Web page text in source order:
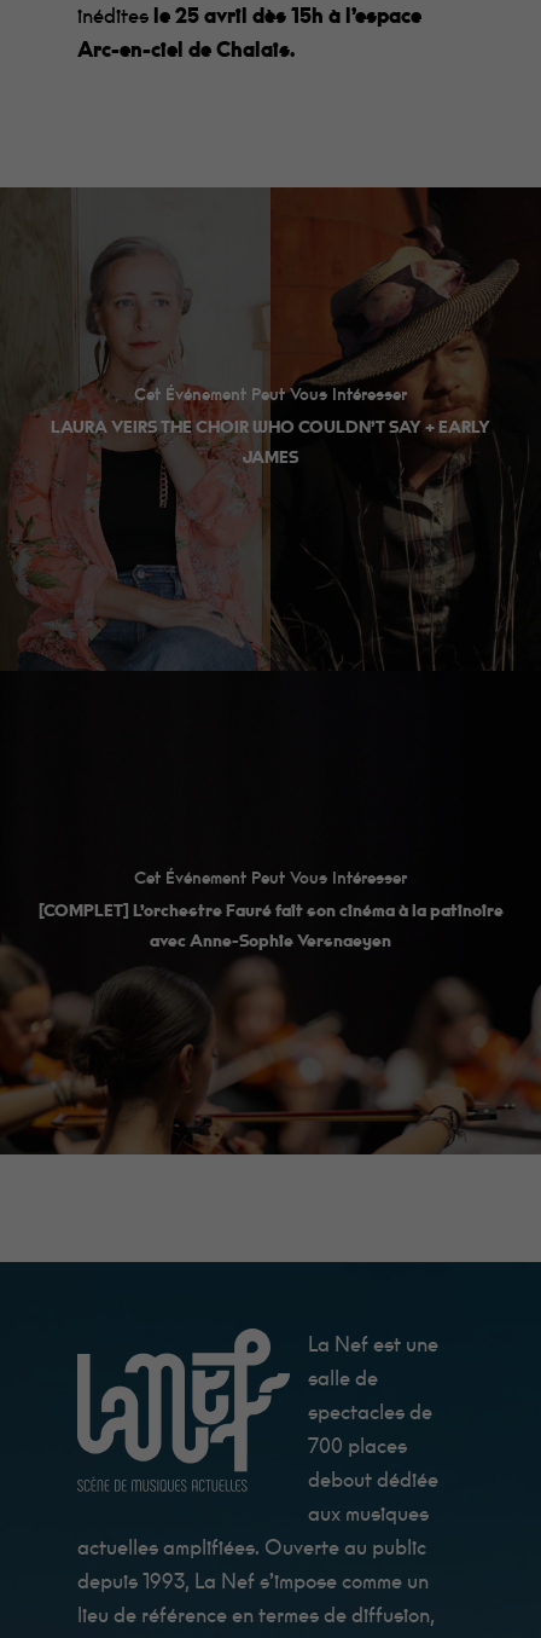
inédites le 25 avril dès 15h à l’espace
Arc-en-ciel de Chalais.
Cet Événement Peut Vous Intéresser
LAURA VEIRS THE CHOIR WHO COULDN’T SAY + EARLY
JAMES
Cet Événement Peut Vous Intéresser
[COMPLET] L’orchestre Fauré fait son cinéma à la patinoire
avec Anne-Sophie Versnaeyen
La Nef est une
salle de
spectacles de
700 places
debout dédiée
aux musiques
actuelles amplifiées. Ouverte au public
depuis 1993, La Nef s’impose comme un
lieu de référence en termes de diffusion,